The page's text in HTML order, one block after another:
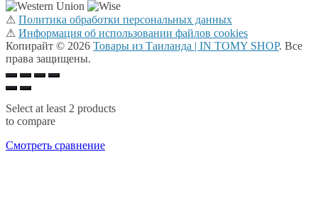
⚠ Политика обработки персональных данных
⚠ Информация об использовании файлов cookies
Копирайт © 2026 Товары из Таиланда | IN TOMY SHOP. Все
права защищены.
Select at least 2 products
to compare
Смотреть сравнение